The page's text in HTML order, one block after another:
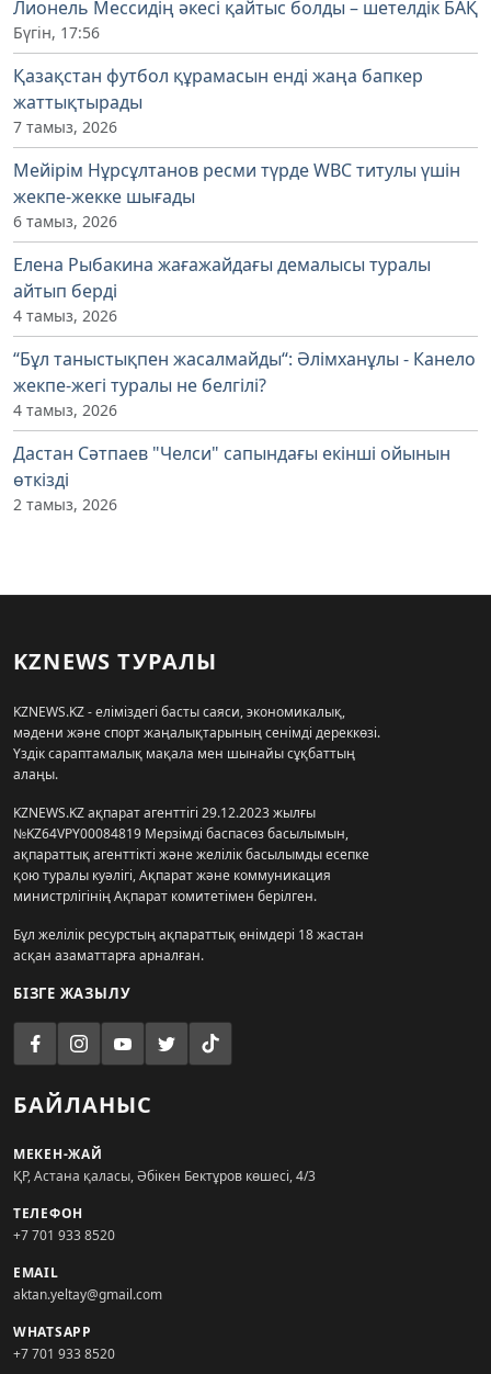
Лионель Мессидің әкесі қайтыс болды – шетелдік БАҚ
Бүгін, 17:56
Қазақстан футбол құрамасын енді жаңа бапкер
жаттықтырады
7 тамыз, 2026
Мейірім Нұрсұлтанов ресми түрде WBC титулы үшін
жекпе-жекке шығады
6 тамыз, 2026
Елена Рыбакина жағажайдағы демалысы туралы
айтып берді
4 тамыз, 2026
“Бұл таныстықпен жасалмайды“: Әлімханұлы - Канело
жекпе-жегі туралы не белгілі?
4 тамыз, 2026
Дастан Сәтпаев "Челси" сапындағы екінші ойынын
өткізді
2 тамыз, 2026
KZNEWS ТУРАЛЫ
KZNEWS.KZ - еліміздегі басты саяси, экономикалық,
мәдени және спорт жаңалықтарының сенімді дереккөзі.
Үздік сараптамалық мақала мен шынайы сұқбаттың
алаңы.
KZNEWS.KZ ақпарат агенттігі 29.12.2023 жылғы
№KZ64VPY00084819 Мерзімді баспасөз басылымын,
ақпараттық агенттікті және желілік басылымды есепке
қою туралы куәлігі, Ақпарат және коммуникация
министрлігінің Ақпарат комитетімен берілген.
Бұл желілік ресурстың ақпараттық өнімдері 18 жастан
асқан азаматтарға арналған.
БІЗГЕ ЖАЗЫЛУ
БАЙЛАНЫС
МЕКЕН-ЖАЙ
ҚР, Астана қаласы, Әбікен Бектұров көшесі, 4/3
ТЕЛЕФОН
+7 701 933 8520
EMAIL
aktan.yeltay@gmail.com
WHATSAPP
+7 701 933 8520